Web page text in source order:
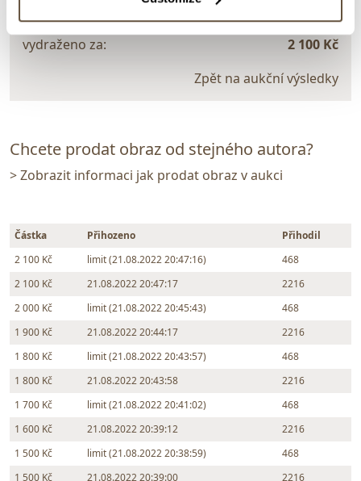
Vyvolávací cena:
1 000 Kč
vydraženo za:
2 100 Kč
Zpět na aukční výsledky
Chcete prodat obraz od stejného autora?
> Zobrazit informaci jak prodat obraz v aukci
Částka Přihozeno
Přihodil
2 100 Kč
limit (21.08.2022 20:47:16)
468
2 100 Kč
21.08.2022 20:47:17
2216
2 000 Kč
limit (21.08.2022 20:45:43)
468
1 900 Kč
21.08.2022 20:44:17
2216
1 800 Kč
limit (21.08.2022 20:43:57)
468
1 800 Kč
21.08.2022 20:43:58
2216
1 700 Kč
limit (21.08.2022 20:41:02)
468
1 600 Kč
21.08.2022 20:39:12
2216
1 500 Kč
limit (21.08.2022 20:38:59)
468
1 500 Kč
21.08.2022 20:39:00 2216